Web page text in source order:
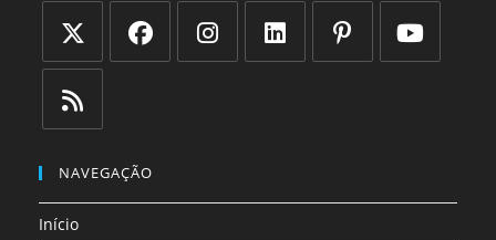
Abre
em
uma
aba
aba
em
nova
NAVEGAÇÃO
Início